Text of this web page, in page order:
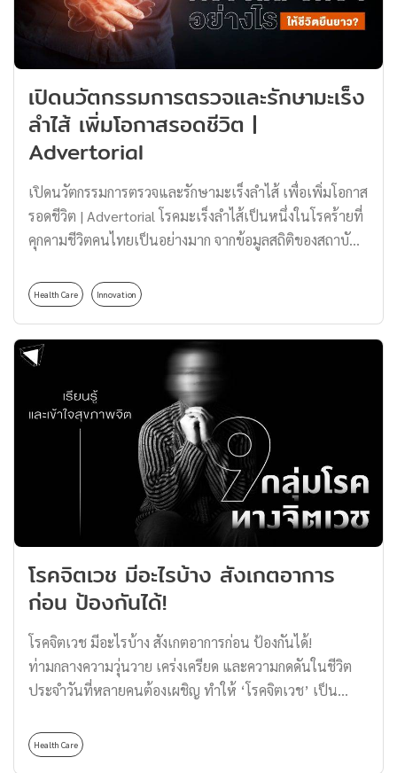
ข่าวสารผ่านช่องทางออนไลน์มากขึ้น จนติดอันดับ 2 ของโลก
ในการใช้สื่อออนไลน์ในการบริโภคข่าวสาร อย่างไรก็ตาม สื่อ
โซเชียลมีเดียได้กลายเป็นหนึ่งในสาเหตุสำคัญของการเกิด
ปัญหาสุขภาพจิต จากการเสพข่าวลวงและการระรานทาง
ไซเบอร์ (Cyberbullying) จนนำไปสู่ผลกระทบทางจิตใจใน
ระยะยาว รวมถึง ผลจากการประเมินสุขภาพจิตตนเอง
ประมาณ พ.ศ. 2567 ยังพบว่ามีผู้มีความเครียดสูงถึงร้อยละ
15.5 เสี่ยงซึมเศร้าร้อยละ […]
เปิดนวัตกรรมการตรวจและรักษามะเร็ง
ลำไส้ เพิ่มโอกาสรอดชีวิต |
Advertorial
เปิดนวัตกรรมการตรวจและรักษามะเร็งลำไส้ เพื่อเพิ่มโอกาส
รอดชีวิต | Advertorial โรคมะเร็งลำไส้เป็นหนึ่งในโรคร้ายที่
คุกคามชีวิตคนไทยเป็นอย่างมาก จากข้อมูลสถิติของสถาบัน
เสียชีวิตจากโรคมะเร็งลำไส้ใหญ่และไส้ตรงเฉลี่ยถึงปีละ
5,476 ราย และมีผู้ป่วยเพิ่มมากขึ้นกว่าปีละ 15,000 คน
ตัวเลขนี้สะท้อนถึงความรุนแรงของโรคที่กำลังเป็นปัญหา
สำคัญในสังคมไทย การป้องกันตนเองจากโรคมะเร็งลำไส้มี
ความสำคัญอย่างยิ่ง โดยเฉพาะการตรวจวินิจฉัยโรคตั้งแต่
ระยะต้นซึ่งจะช่วยเพิ่มโอกาสในการรักษาให้หายขาดได้อย่าง
มีประสิทธิภาพ นอกจากนี้ เทคโนโลยีทางการแพทย์ในการ
วินิจฉัยและรักษามะเร็งลำไส้ยังมีการพัฒนาอย่างต่อเนื่อง
ทำให้ผู้ป่วยสามารถเข้าถึงการรักษาที่ดียิ่งขึ้น อย่างไรก็ตาม
วิธีการตรวจวินิจฉัยและการรักษาโรคมะเร็งลำไส้แต่ละวิธีก็มี
จุดเด่นและข้อจำกัดที่แตกต่างกันออกไป วิธีการตรวจวินิจฉัย
โรคมะเร็งลำไส้ 1. การตรวจเลือด (Blood Test) แม้ว่าการ
ตรวจเลือดจะไม่ได้เป็นวิธีการที่ใช้ในการตรวจหามะเร็งลำไส้
โดยตรง แต่ก็สามารถเป็นวิธีการที่ใช้ในการตรวจสุขภาพ
ปัญหาสุขภาพที่อาจเกี่ยวข้องกับมะเร็งลำไส้ได้ เช่น การมี
ระดับเม็ดเลือดแดงต่ำอาจบ่งชี้ถึงมะเร็งลำไส้ และการตรวจ
หา Carcinoembryonic Antigen (CEA) ซึ่งเป็นโปรตีนที่มัก
โรคมะเร็งได้เช่นกัน 2. การตรวจหาเม็ดเลือดแดงในอุจจาระ
Health Care Innovation
โรคจิตเวช มีอะไรบ้าง สังเกตอาการ
ก่อน ป้องกันได้!
โรคจิตเวช มีอะไรบ้าง สังเกตอาการก่อน ป้องกันได้!
ท่ามกลางความวุ่นวาย เคร่งเครียด และความกดดันในชีวิต
ประจำวันที่หลายคนต้องเผชิญ ทำให้ ‘โรคจิตเวช’ เป็น
วัยทำงานที่ต้องแบกภาระหน้าที่ต่าง ๆ เอาไว้มากมาย มารู้จัก
ว่าโรคทางจิตเวช มีอะไรบ้าง เพื่อทำความเข้าใจและเตรียม
Health Care